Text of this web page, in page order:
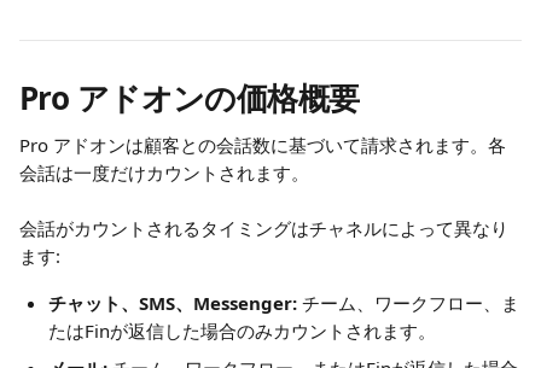
Pro アドオンの価格概要
Pro アドオンは顧客との会話数に基づいて請求されます。各
会話は一度だけカウントされます。
会話がカウントされるタイミングはチャネルによって異なり
ます:
チャット、SMS、Messenger: チーム、ワークフロー、ま
たはFinが返信した場合のみカウントされます。